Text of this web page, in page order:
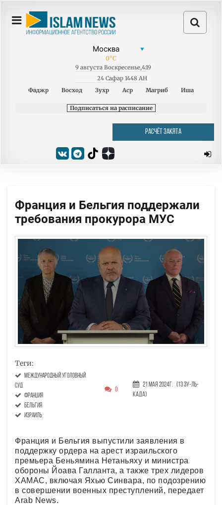
0°C
9 августа Воскресенье,4:19
24 Сафар 1448 AH
Фаджр
Восход Зухр Аср Магриб Иша
Подписаться на расписание
РАСЧЁТ ЗАКЯТА
Франция и Бельгия поддержали
требования прокурора МУС
Теги:
Международный уголовный
суд
Франция
Бельгия
Израиль
0
21 Мая 2024г.
(13 Зу-ль-
када)
Франция и Бельгия выпустили заявления в
поддержку ордера на арест израильского
премьера Беньямина Нетаньяху и министра
обороны Йоава Галланта, а также трех лидеров
ХАМАС, включая Яхью Синвара, по подозрению
в совершении военных преступлений, передает
Arab News.